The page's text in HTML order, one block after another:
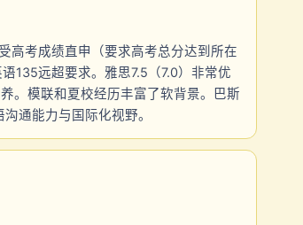
高考成绩直申（要求高考总分达到所在
135远超要求。雅思7.5（7.0）非常优
。模联和夏校经历丰富了软背景。巴斯
通能力与国际化视野。